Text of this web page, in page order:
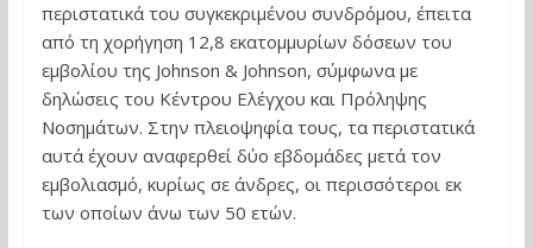
περιστατικά του συγκεκριμένου συνδρόμου, έπειτα
από τη χορήγηση 12,8 εκατομμυρίων δόσεων του
εμβολίου της Johnson & Johnson, σύμφωνα με
δηλώσεις του Κέντρου Ελέγχου και Πρόληψης
Νοσημάτων. Στην πλειοψηφία τους, τα περιστατικά
αυτά έχουν αναφερθεί δύο εβδομάδες μετά τον
εμβολιασμό, κυρίως σε άνδρες, οι περισσότεροι εκ
των οποίων άνω των 50 ετών.